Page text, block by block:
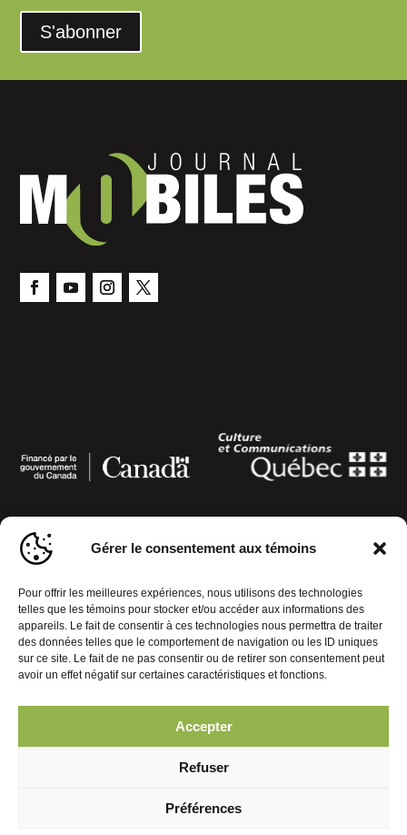
Gérer le consentement aux témoins
Pour offrir les meilleures expériences, nous utilisons des technologies
telles que les témoins pour stocker et/ou accéder aux informations des
appareils. Le fait de consentir à ces technologies nous permettra de traiter
des données telles que le comportement de navigation ou les ID uniques
sur ce site. Le fait de ne pas consentir ou de retirer son consentement peut
avoir un effet négatif sur certaines caractéristiques et fonctions.
Accepter
Refuser
Préférences
S'abonner
Politique de confidentialitéGérer le consentement aux témoins
© 2026 Journal Mobiles. Tous droits réservés. | Réalisation :